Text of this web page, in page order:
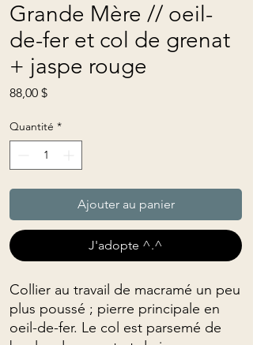
Grande Mère // oeil-
de-fer et col de grenat
+ jaspe rouge
88,00 $Prix
Quantité *
Ajouter au panier
J'adopte ^.^
Collier au travail de macramé un peu
plus poussé ; pierre principale en
oeil-de-fer. Le col est parsemé de